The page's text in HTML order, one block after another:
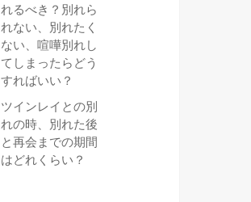
れるべき？別れら
れない、別れたく
ない、喧嘩別れし
てしまったらどう
すればいい？
ツインレイとの別
れの時、別れた後
と再会までの期間
はどれくらい？